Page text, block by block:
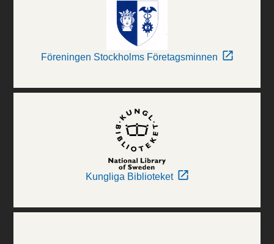
Föreningen Stockholms Företagsminnen
Kungliga Biblioteket